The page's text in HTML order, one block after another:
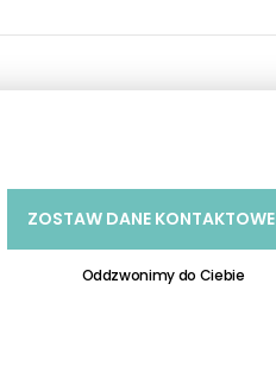
ZOSTAW DANE KONTAKTOWE
Oddzwonimy do Ciebie